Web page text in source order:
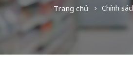
Trang chủ Chính